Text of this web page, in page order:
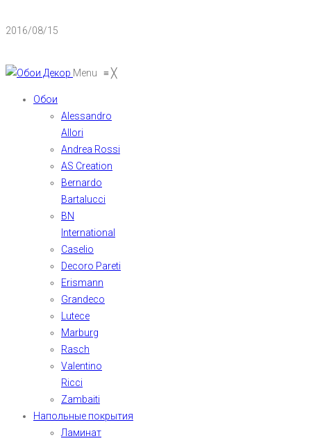
2016/08/15
Menu ≡╳
Обои
Alessandro
Allori
Andrea Rossi
AS Creation
Bernardo
Bartalucci
BN
International
Caselio
Decoro Pareti
Erismann
Grandeco
Lutece
Marburg
Rasch
Valentino
Ricci
Zambaiti
Напольные покрытия
Ламинат